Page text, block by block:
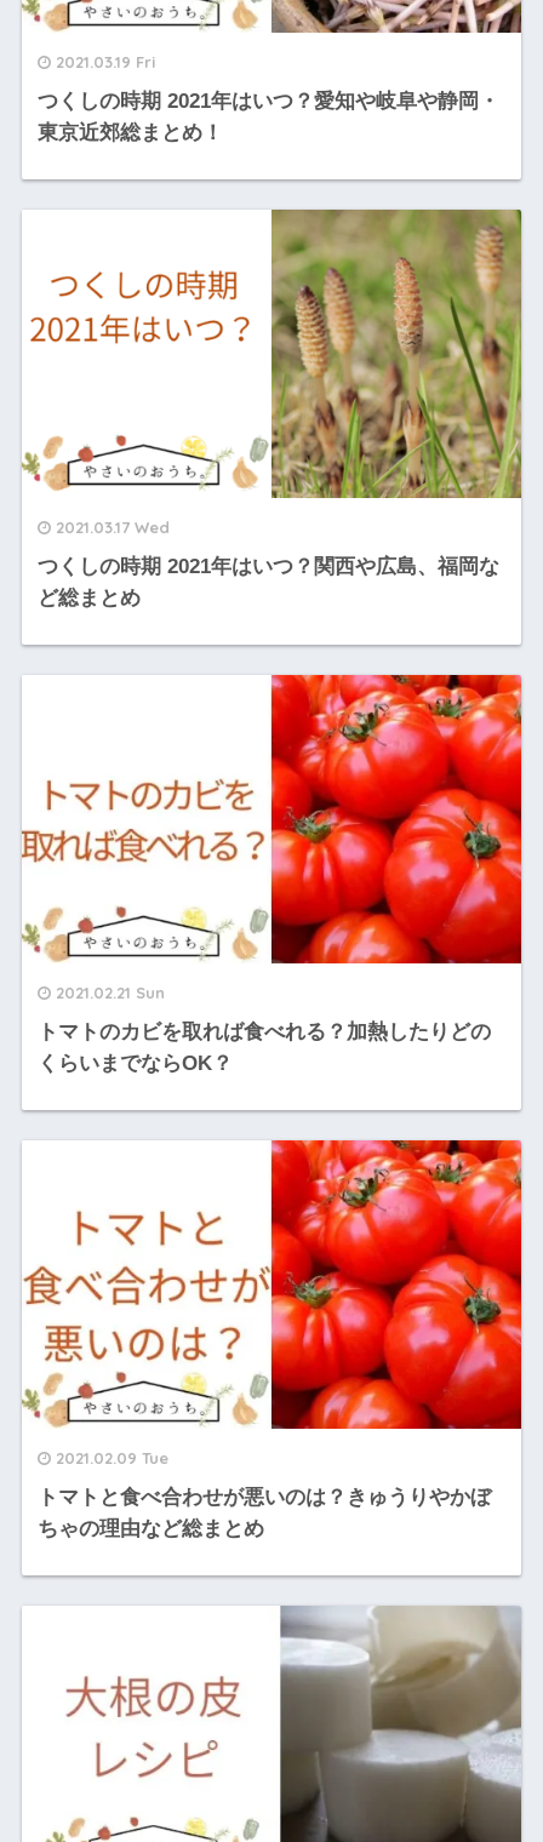
2021.03.19 Fri
つくしの時期 2021年はいつ？愛知や岐阜や静岡・
東京近郊総まとめ！
2021.03.17 Wed
つくしの時期 2021年はいつ？関西や広島、福岡な
ど総まとめ
2021.02.21 Sun
トマトのカビを取れば食べれる？加熱したりどの
くらいまでならOK？
2021.02.09 Tue
トマトと食べ合わせが悪いのは？きゅうりやかぼ
ちゃの理由など総まとめ